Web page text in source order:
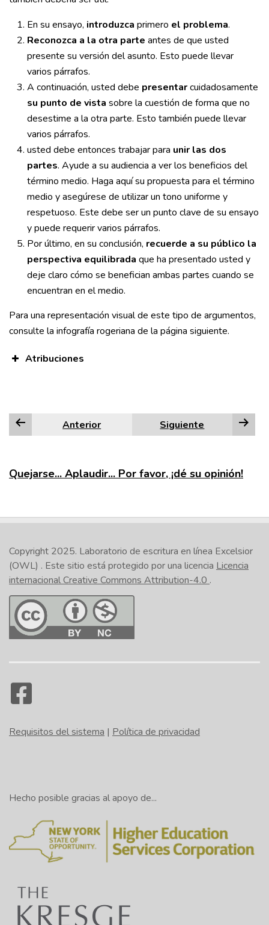
En su ensayo, introduzca primero el problema.
Reconozca a la otra parte antes de que usted
presente su versión del asunto. Esto puede llevar
varios párrafos.
A continuación, usted debe presentarcuidadosamente
su punto de vista sobre la cuestión de forma que no
desestime a la otra parte. Esto también puede llevar
varios párrafos.
usted debe entonces trabajar para unir las dos
partes. Ayude a su audiencia a ver los beneficios del
término medio. Haga aquí su propuesta para el término
medio y asegúrese de utilizar un tono uniforme y
respetuoso. Este debe ser un punto clave de su ensayo
y puede requerir varios párrafos.
Por último, en su conclusión, recuerde a su público la
perspectiva equilibrada que ha presentado usted y
deje claro cómo se benefician ambas partes cuando se
encuentran en el medio.
Para una representación visual de este tipo de argumentos,
consulte la infografía rogeriana de la página siguiente.
Atribuciones
Anterior Siguiente
Quejarse... Aplaudir... Por favor, ¡dé su opinión!
Copyright 2025. Laboratorio de escritura en línea Excelsior
(OWL) . Este sitio está protegido por una licencia Licencia
internacional Creative Commons Attribution-4.0 .
Requisitos del sistema | Política de privacidad
Hecho posible gracias al apoyo de...